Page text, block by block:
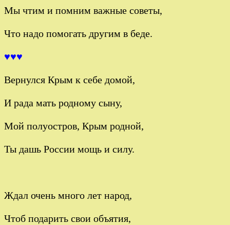
Мы чтим и помним важные советы,
Что надо помогать другим в беде.
♥♥♥
Вернулся Крым к себе домой,
И рада мать родному сыну,
Мой полуостров, Крым родной,
Ты дашь России мощь и силу.
Ждал очень много лет народ,
Чтоб подарить свои объятия,